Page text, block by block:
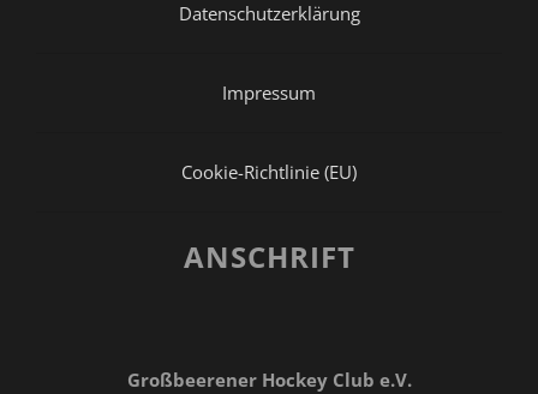
Datenschutzerklärung
Impressum
Cookie-Richtlinie (EU)
ANSCHRIFT
Großbeerener Hockey Club e.V.